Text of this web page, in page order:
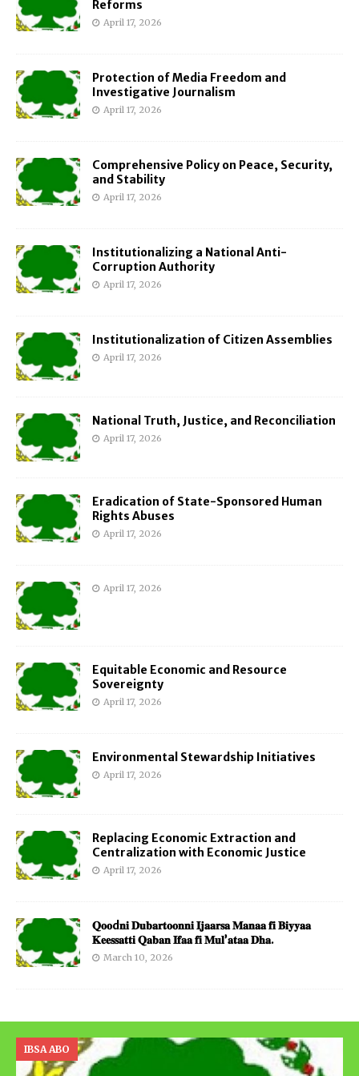
Reforms
April 17, 2026
Protection of Media Freedom and
Investigative Journalism
April 17, 2026
Comprehensive Policy on Peace, Security,
and Stability
April 17, 2026
Institutionalizing a National Anti-
Corruption Authority
April 17, 2026
Institutionalization of Citizen Assemblies
April 17, 2026
National Truth, Justice, and Reconciliation
April 17, 2026
Eradication of State-Sponsored Human
Rights Abuses
April 17, 2026
April 17, 2026
Equitable Economic and Resource
Sovereignty
April 17, 2026
Environmental Stewardship Initiatives
April 17, 2026
Replacing Economic Extraction and
Centralization with Economic Justice
April 17, 2026
𝐐𝐨𝐨d𝐧𝐢 𝐃𝐮𝐛𝐚𝐫𝐭𝐨𝐨𝐧𝐧𝐢 𝐈𝐣𝐚𝐚𝐫𝐬𝐚 𝐌𝐚𝐧𝐚𝐚 𝐟𝐢 𝐁𝐢𝐲𝐲𝐚𝐚
𝐊𝐞𝐞𝐬𝐬𝐚𝐭𝐭𝐢 𝐐𝐚𝐛𝐚𝐧 𝐈𝐟𝐚𝐚 𝐟𝐢 𝐌𝐮𝐥’𝐚𝐭𝐚𝐚 𝐃𝐡𝐚.
March 10, 2026
IBSA ABO